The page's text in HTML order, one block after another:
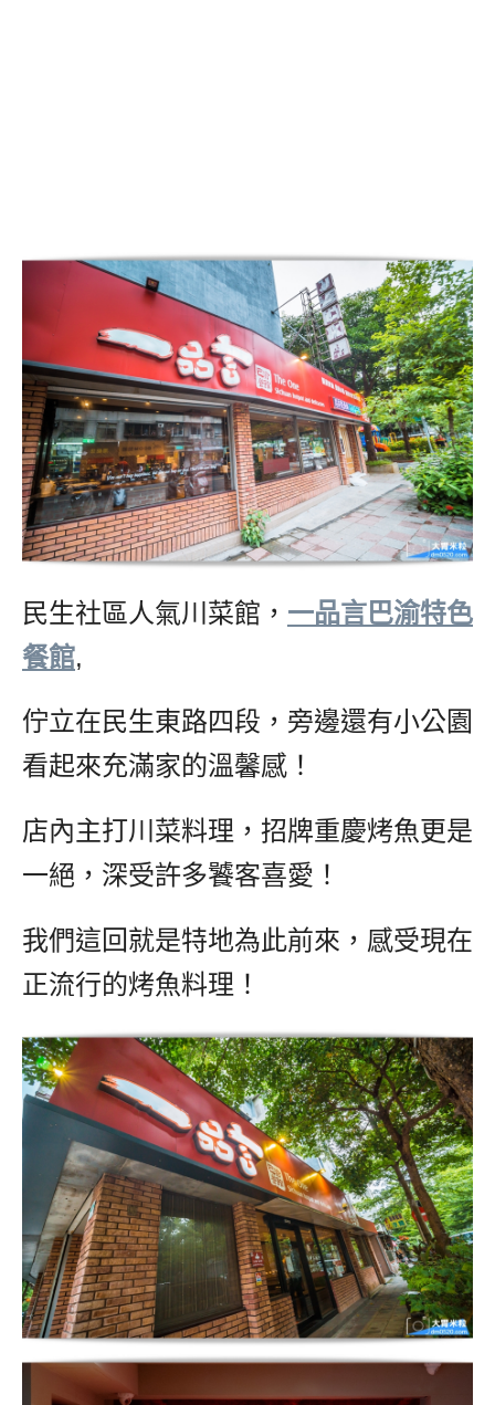
民生社區人氣川菜館， 一品言巴渝特色
餐館,
佇立在民生東路四段，旁邊還有小公園
看起來充滿家的溫馨感！
店內主打川菜料理，招牌重慶烤魚更是
一絕，深受許多饕客喜愛！
我們這回就是特地為此前來，感受現在
正流行的烤魚料理！